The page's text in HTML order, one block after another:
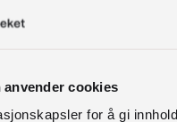
anvender cookies
for å gi
vil innehalde
Me vil